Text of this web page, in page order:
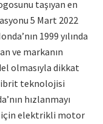
taşıyan en
5 Mart 2022
1999 yılında
ve markanın
olmasıyla dikkat
teknolojisi
hızlanmayı
için elektrikli motor